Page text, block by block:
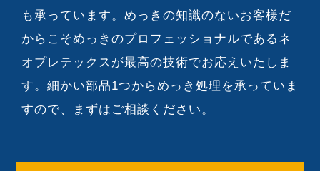
も承っています。めっきの知識のないお客様だ
からこそめっきのプロフェッショナルであるネ
オプレテックスが最高の技術でお応えいたしま
す。細かい部品1つからめっき処理を承っていま
すので、まずはご相談ください。